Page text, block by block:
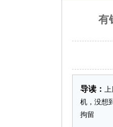
有
导读：
机，没想
拘留